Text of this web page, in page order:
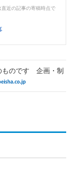
近の記事の寄稿時点で
ものです 企画・制